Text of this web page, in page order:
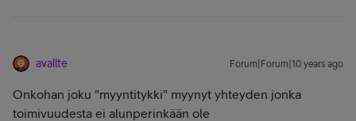
avallte Forum|Forum|10 years ago
Onkohan joku "myyntitykki" myynyt yhteyden jonka
toimivuudesta ei alunperinkään ole